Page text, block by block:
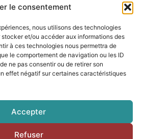
le consentement
nous utilisons des technologies
et/ou accéder aux informations des
à ces technologies nous permettra de
le comportement de navigation ou les ID
ne pas consentir ou de retirer son
effet négatif sur certaines caractéristiques
Accepter
Refuser